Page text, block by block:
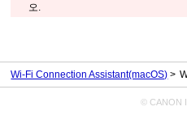
오.
Wi-Fi Connection Assistant(macOS)
© CANON